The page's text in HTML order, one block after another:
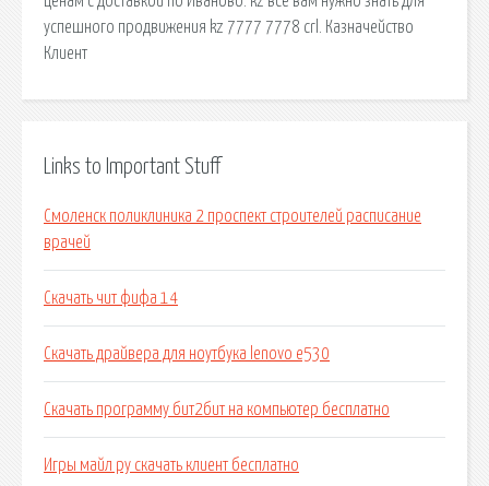
успешного продвижения kz 7777 7778 crl. Казначейство
Клиент
Links to Important Stuff
Смоленск поликлиника 2 проспект строителей расписание
врачей
Скачать чит фифа 14
Скачать драйвера для ноутбука lenovo e530
Скачать программу бит2бит на компьютер бесплатно
Игры майл ру скачать клиент бесплатно